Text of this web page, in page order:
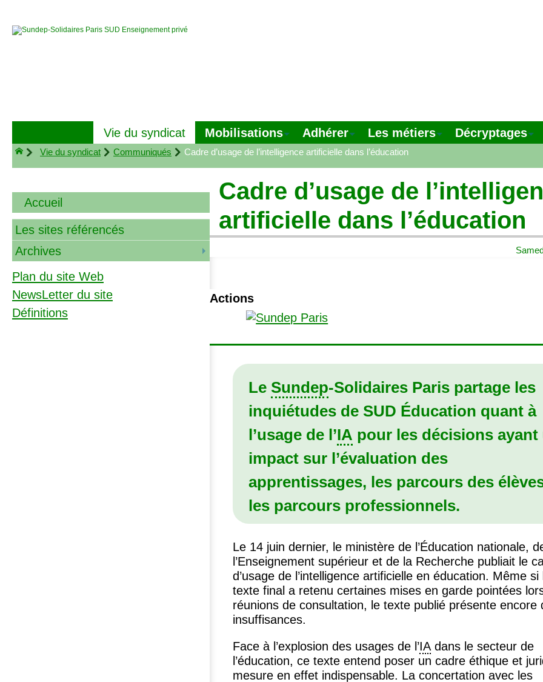
Vie du syndicat Mobilisations Adhérer Les métiers Décryptages
Vie du syndicat Communiqués Cadre d’usage de l’intelligence artificielle dans l’éducation
Cadre d’usage de
artificielle dans l’éducation
Actions
Le Sundep-Solidaires Paris partage les
inquiétudes de SUD Éducation quant à
l’usage de l’IA pour les décisions ayant
impact sur l’évaluation des
apprentissages, les parcours des
les parcours professionnels.
Le 14 juin dernier, le ministère de l’Éducation nationale,
l’Enseignement supérieur et de la Recherche publiait le
d’usage de l’intelligence artificielle en éducation. Même si
texte final a retenu certaines mises en garde pointées
réunions de consultation, le texte publié présente encore
insuffisances.
Face à l’explosion des usages de l’IAdans le secteur de
l’éducation, ce texte entend poser un cadre éthique et
mesure en effet indispensable. La concertation avec les
Accueil
Les sites référencés
Archives
Plan du site Web
NewsLetter du site
Définitions